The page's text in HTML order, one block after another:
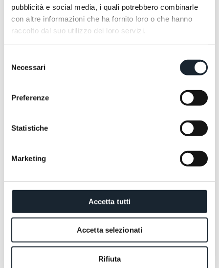
pubblicità e social media, i quali potrebbero combinarle
con altre informazioni che ha fornito loro o che hanno
raccolto dal suo utilizzo dei loro servizi.
delNecessari
Preferenze
Statistiche
Marketing
Accetta tutti
Accetta selezionati
Rifiuta
Nous sommes toujours disponibles pour répondre à
expérience de voyage.